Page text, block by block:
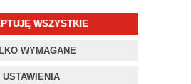
WSZYSTKIE
WYMAGANE
USTAWIENIA